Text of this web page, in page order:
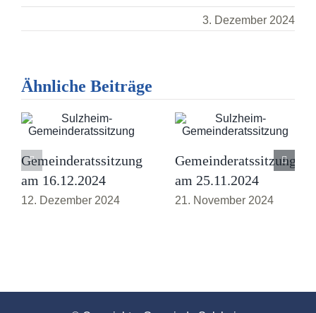
3. Dezember 2024
Ähnliche Beiträge
Gemeinderatssitzung
am 16.12.2024
12. Dezember 2024
Gemeinderatssitzung
am 25.11.2024
21. November 2024